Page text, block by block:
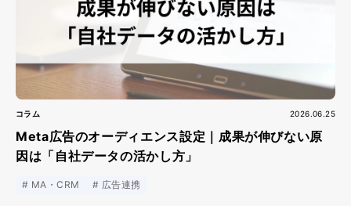
コラム 2026.06.25
Meta広告のオーディエンス設定｜成果が伸びない原
因は「自社データの活かし方」
MA・CRM 広告連携